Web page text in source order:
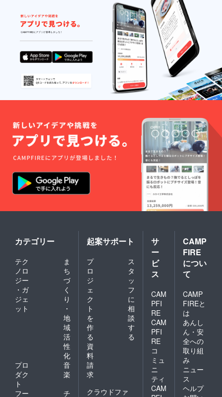
■感謝状
（お名
前入
り、
A4） お
名前を
記載し
た感謝
状をお
送りい
たしま
す。 記
載をご
れるお
名前を
備考欄
にご記
入くだ
さい。
■御子柴
泉様サ
イン入
スト色
紙 「ア
ンジー
スト及
び、CV
ご担当
「御子
柴泉」
インが
入った
色紙で
す。
（イラ
スト担
当：c.
ぱふぇ
様） ■
アン
ジーさ
んから
のお礼
ボイス
ん」ア
クリル
キーホ
ルダー
「ディ
アちゃ
ん」の
SDイラ
ストが
描かれ
たアク
リル
キーホ
です。
（イラ
スト担
当：二
股試験
管様）
■感謝状
（お名
前入
A4） お
名前を
記載し
送りい
たしま
す。 記
載をご
希望さ
れるお
備考欄
にご記
入くだ
さい。
■乙倉ゅ
い様サ
イン入
りイラ
スト色
「ディ
アちゃ
ん」の
イラス
ルスタ
ンド
「アル
マちゃ
ん」の
立ち絵
イラス
トが描
かれた
大きな
アクリ
ルスタ
ンドで
（イラ
スト担
当：ぱ
るとね
る様）
■「アル
マちゃ
ん」ア
クリル
ルダー
「アル
マちゃ
ストが
描かれ
たアク
キーホ
ルダー
（イラ
スト担
当：二
股試験
管様）
■感謝状
（お名
前入
り、
A4） お
名前を
記載し
た感謝
状をお
ion」
キャラ
クター5
人のイ
ラスト
が描か
れたク
リア
ファイ
ルで
す。
（イラ
スト担
ぱふぇ
様）
■「リリ
ンちゃ
ん」
ビッグ
アクリ
ルスタ
ンド
ンちゃ
ん」の
立ち絵
かれた
大きな
アクリ
ルスタ
ンドで
スト担
当：ぱ
るとね
る様）
■「リリ
ンちゃ
ん」ア
クリル
キーホ
ルダー
「リリ
ンちゃ
ん」の
SDイラ
カードB
「アン
ジーさ
ん」の
イラス
トが描
かれた
ポスト
カード
です。
（イラ
スト担
当：
様） ■
クリア
ファイ
ル
「Lusty
*Kiss
Product
ion」
キャラ
人のイ
ラスト
が描か
ファイ
ルで
（イラ
スト担
当：c.
様）
■「クロ
ワちゃ
ん」
ビッグ
アクリ
ルスタ
ンド
「クロ
ワちゃ
ん」の
立ち絵
イラス
トが描
ん」い
ずれか
の等身
大アク
リルス
タンド
です。
（幅最
90cm、
高さ最
大
180cm
望のお
名前を
お入れ
いたし
ますの
で備考
欄にて
お知ら
せくだ
イラス
ト部分
は同
グアク
リルス
タンド
と同一
のもの
となり
いずれ
かの
キャラ
クター
を一人
選び、
備考欄
にご記
入くだ
さい。
（イラ
スト担
当：ぱ
るとね
カテゴリー
テク
ノロ
ジー
・ガ
ジェ
ット
ま
ち
づ
く
り
・
地
域
活
性
化
プロ
ダク
ト
音
楽
フー
チ
起案サポート
プ
ロ
ジ
ェ
ク
ト
を
作
る
ス
タ
ッ
フ
に
相
談
す
る
資
料
請
求
クラウドファ
サ
ー
ビ
ス
CAM
PFI
RE
CAM
PFI
RE
コ
ミュ
ニ
ティ
CAM
CAMP
FIRE
につい
て
CAMP
FIREと
は
あんし
ん・安
全への
取り組
み
ニュー
ス
ヘルプ